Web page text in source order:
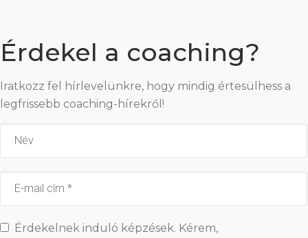
Érdekel a coaching?
Iratkozz fel hírlevelünkre, hogy mindig értesülhess a
legfrissebb coaching-hírekről!
Érdekelnek induló képzések. Kérem,